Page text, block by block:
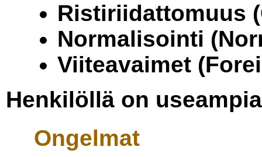
Ristiriidattomuus
Normalisointi
Viiteavaimet
Henkilöllä on
Ongelmat